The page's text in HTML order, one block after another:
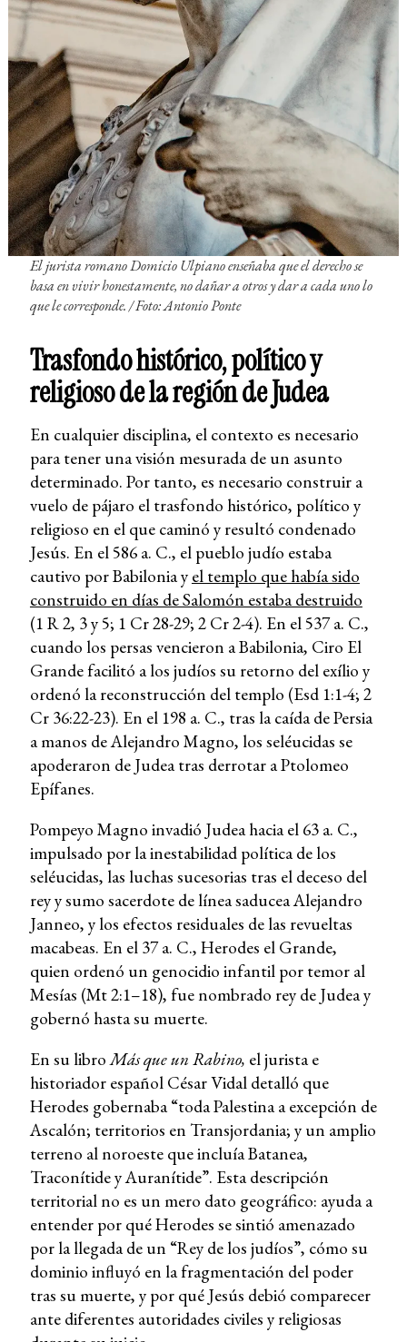
El jurista romano Domicio Ulpiano enseñaba que el derecho se
basa en vivir honestamente, no dañar a otros y dar a cada uno lo
que le corresponde. / Foto: Antonio Ponte
Trasfondo histórico, político y
religioso de la región de Judea
En cualquier disciplina, el contexto es necesario
para tener una visión mesurada de un asunto
determinado. Por tanto, es necesario construir a
vuelo de pájaro el trasfondo histórico, político y
religioso en el que caminó y resultó condenado
Jesús. En el 586 a. C., el pueblo judío estaba
cautivo por Babilonia y el templo que había sido
construido en días de Salomón estaba destruido
(1 R 2, 3 y 5; 1 Cr 28-29; 2 Cr 2-4). En el 537 a. C.,
cuando los persas vencieron a Babilonia, Ciro El
Grande facilitó a los judíos su retorno del exílio y
ordenó la reconstrucción del templo (Esd 1:1-4; 2
Cr 36:22-23). En el 198 a. C., tras la caída de Persia
a manos de Alejandro Magno, los seléucidas se
apoderaron de Judea tras derrotar a Ptolomeo
Epífanes.
Pompeyo Magno invadió Judea hacia el 63 a. C.,
impulsado por la inestabilidad política de los
seléucidas, las luchas sucesorias tras el deceso del
rey y sumo sacerdote de línea saducea Alejandro
Janneo, y los efectos residuales de las revueltas
macabeas. En el 37 a. C., Herodes el Grande,
quien ordenó un genocidio infantil por temor al
Mesías (Mt 2:1–18), fue nombrado rey de Judea y
gobernó hasta su muerte.
En su libroMás que un Rabino, el jurista e
historiador español César Vidal detalló que
Herodes gobernaba “toda Palestina a excepción de
Ascalón; territorios en Transjordania; y un amplio
terreno al noroeste que incluía Batanea,
Traconítide y Auranítide”. Esta descripción
territorial no es un mero dato geográfico: ayuda a
entender por qué Herodes se sintió amenazado
por la llegada de un “Rey de los judíos”, cómo su
dominio influyó en la fragmentación del poder
tras su muerte, y por qué Jesús debió comparecer
ante diferentes autoridades civiles y religiosas